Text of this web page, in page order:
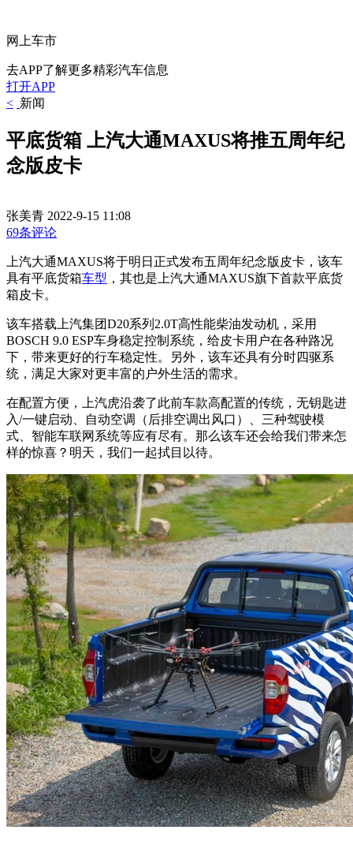
网上车市
去APP了解更多精彩汽车信息
打开APP
< 新闻
平底货箱 上汽大通MAXUS将推五周年纪
念版皮卡
张美青 2022-9-15 11:08
69条评论
上汽大通MAXUS将于明日正式发布五周年纪念版皮卡，该车
具有平底货箱车型 ，其也是上汽大通MAXUS旗下首款平底货
箱皮卡。
该车搭载上汽集团D20系列2.0T高性能柴油发动机，采用
BOSCH 9.0 ESP车身稳定控制系统，给皮卡用户在各种路况
下，带来更好的行车稳定性。另外，该车还具有分时四驱系
统，满足大家对更丰富的户外生活的需求。
在配置方便，上汽虎沿袭了此前车款高配置的传统，无钥匙进
入/一键启动、自动空调（后排空调出风口）、三种驾驶模
式、智能车联网系统等应有尽有。那么该车还会给我们带来怎
样的惊喜？明天，我们一起拭目以待。